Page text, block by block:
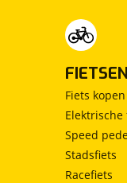
FIETSEN
Fiets kopen
Elektrische
Speed
Stadsfiets
Racefiets